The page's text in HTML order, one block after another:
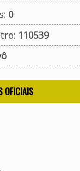
0
110539
OFICIAIS